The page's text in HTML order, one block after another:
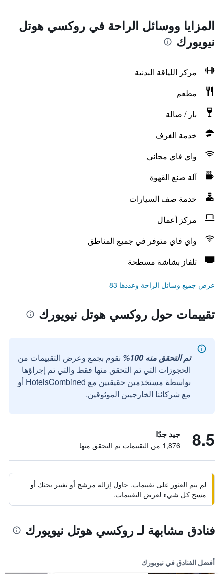
المزايا ووسائل الراحة في روكسي هوتل
نيويورك
مركز اللياقة البدنية
مطعم
بار / صالة
خدمة الغرف
واي فاي مجاني
آلة صنع القهوة
خدمة صف السيارات
مركز أعمال
واي فاي متوفر في جميع المناطق
تلفاز بشاشة مسطحة
عرض جميع وسائل الراحة وعددها 83
تقييمات حول روكسي هوتل نيويورك
تم التحقق منه 100%
نقوم بجمع وعرض التقييمات من
الحجوزات التي تم التحقق منها فقط والتي تم إجراؤها
بواسطة مستخدمين حقيقيين مع HotelsCombined أو
مع شركائنا الخارجيين الموثوقين.
8.5 جيد جدًا
1,876 من التقييمات تم التحقق منها
لم يتم العثور على تقييمات. حاول إزالة مرشح أو تغيير بحثك أو
مسح كل شيء لعرض التقييمات.
فنادق مشابهة لـ روكسي هوتل نيويورك
أفضل الفنادق في نيويورك